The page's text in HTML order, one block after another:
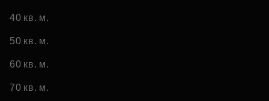
40 кв. м.
50 кв. м.
60 кв. м.
70 кв. м.